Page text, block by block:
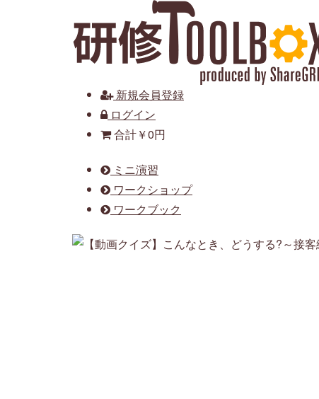
新規会員登録
ログイン
合計￥0円
ミニ演習
ワークショップ
ワークブック